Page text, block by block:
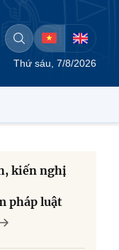
Thứ sáu, 7/8/2026
kiến nghị
pháp luật